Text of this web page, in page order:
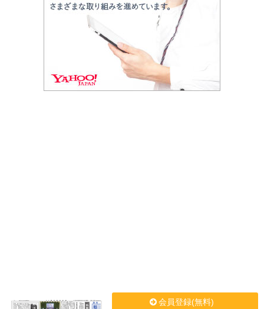
会員登録(無料)